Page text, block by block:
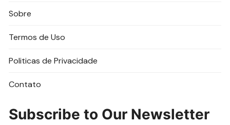
Sobre
Termos de Uso
Politicas de Privacidade
Contato
Subscribe to Our Newsletter